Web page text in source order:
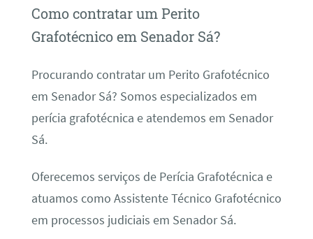
Como contratar um Perito
Grafotécnico em Senador Sá?
Procurando contratar um Perito Grafotécnico
em Senador Sá? Somos especializados em
perícia grafotécnica e atendemos em Senador
Sá.
Oferecemos serviços de Perícia Grafotécnica e
atuamos como Assistente Técnico Grafotécnico
em processos judiciais em Senador Sá.